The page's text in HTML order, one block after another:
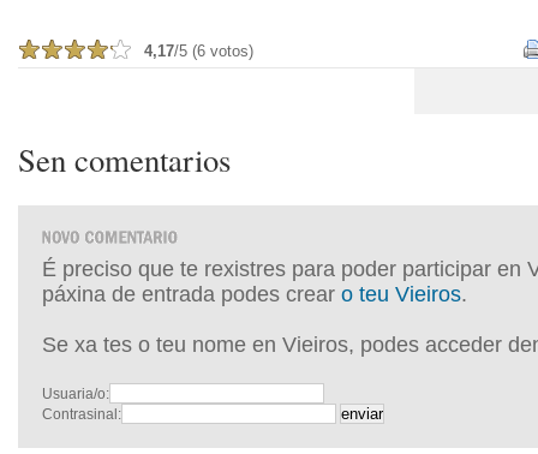
4,17/5 (6 votos)
Sen comentarios
É preciso que te rexistres para poder participar en
páxina de entrada podes crear o teu Vieiros.
Se xa tes o teu nome en Vieiros, podes acceder
Usuaria/o:
Contrasinal: